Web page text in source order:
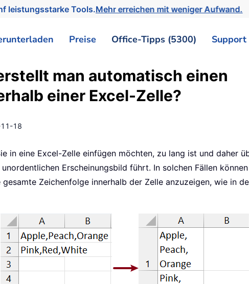
leistungsstarke Tools.Mehr erreichen mit weniger Aufwand.
Preise Office-Tipps (5300) Support
man automatisch einen
einer Excel-Zelle?
18
in eine Excel-Zelle einfügen möchten, zu lang ist und daher
Erscheinungsbild führt. In solchen Fällen
Zeichenfolge innerhalb der Zelle anzuzeigen, wie in